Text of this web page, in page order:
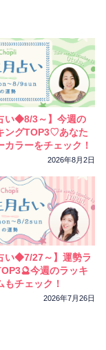
い◆8/3～】今週の
ングTOP3♡あなた
カラーをチェック！
2026年8月2日
い◆7/27～】運勢ラ
今週のラッキ
もチェック！
2026年7月26日